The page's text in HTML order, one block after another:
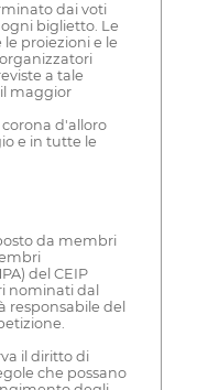
dai voti
biglietto. Le
proiezioni e le
a tale
maggior
d'alloro
e in tutte le
da membri
del CEIP
nominati dal
responsabile del
il diritto di
che possano